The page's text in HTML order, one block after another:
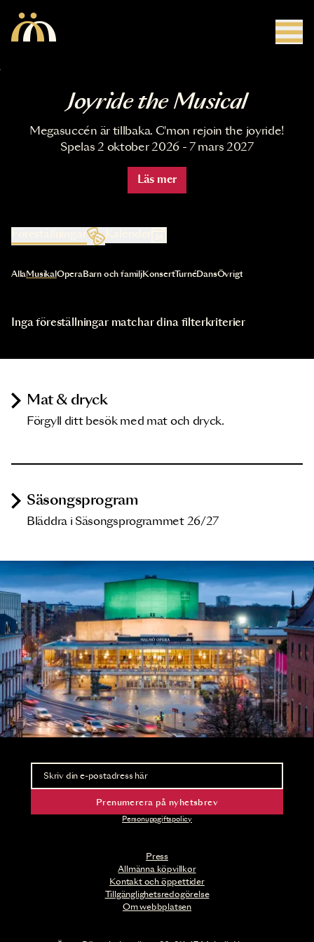
Joyride the Musical
Megasuccén är tillbaka. C'mon rejoin the joyride!
Spelas 2 oktober 2026 - 7 mars 2027
Läs mer
Kalender
Val av kategori uppdaterar innehållet automatiskt
AllaMusikal OperaBarn och familjKonsertTurnéDansÖvrigt
Inga föreställningar matchar dina filterkriterier
Mat & dryck
Förgyll ditt besök med mat och dryck.
Säsongsprogram
Bläddra i Säsongsprogrammet 26/27
Press
Allmänna köpvillkor
Kontakt och öppettider
Tillgänglighetsredogörelse
Om webbplatsen
Nyhetsbrev
Ta del av förhandsinformation och biljettsläpp.
Prenumerera på nyhetsbrev
Personuppgiftspolicy